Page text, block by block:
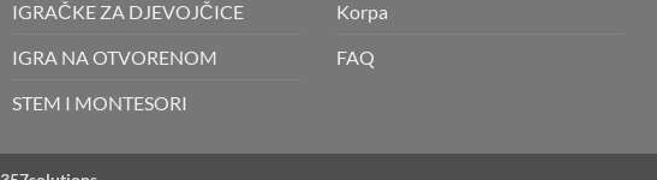
IGRAČKE ZA DJEVOJČICE
IGRA NA OTVORENOM
STEM I MONTESORI
Korpa
FAQ